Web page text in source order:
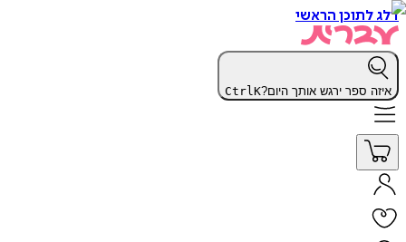
דלג לתוכן הראשי
איזה ספר ירגש אותך היום? CtrlK